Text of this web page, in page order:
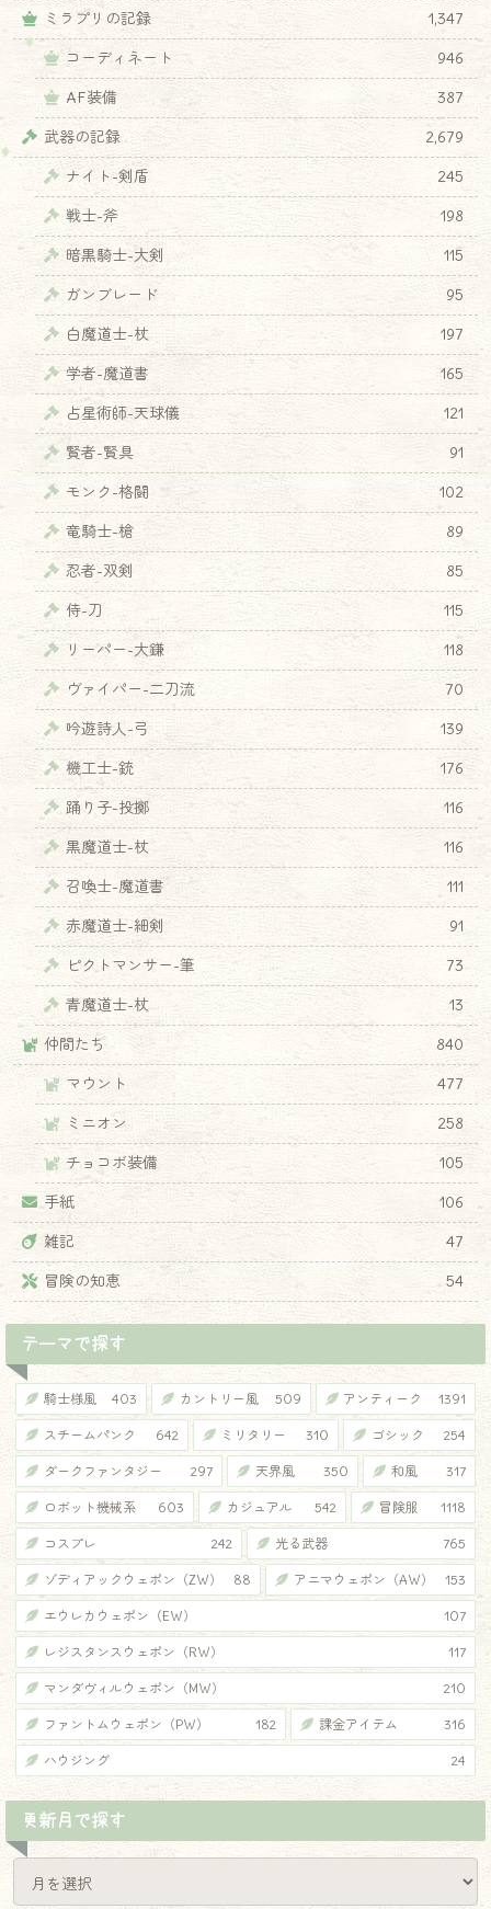
ミラプリの記録
1,347
コーディネート
946
AF装備
387
武器の記録
2,679
ナイト-剣盾
245
戦士-斧
198
暗黒騎士-大剣
115
ガンブレード
95
白魔道士-杖
197
学者-魔道書
165
占星術師-天球儀
121
賢者-賢具
91
モンク-格闘
102
竜騎士-槍
89
忍者-双剣
85
侍-刀
115
リーパー-大鎌
118
ヴァイパー-二刀流
70
吟遊詩人-弓
139
機工士-銃
176
踊り子-投擲
116
黒魔道士-杖
116
召喚士-魔道書
111
赤魔道士-細剣
91
ピクトマンサー-筆
73
青魔道士-杖
13
仲間たち
840
マウント
477
ミニオン
258
チョコボ装備
105
手紙
106
雑記
47
冒険の知恵
54
テーマで探す
騎士様風 403 カントリー風 509 アンティーク 1391
スチームパンク 642 ミリタリー 310 ゴシック 254
ダークファンタジー 297 天界風 350 和風 317
ロボット機械系 603 カジュアル 542 冒険服 1118
コスプレ 242 光る武器 765
ゾディアックウェポン（ZW） 88 アニマウェポン（AW） 153
エウレカウェポン（EW） 107
レジスタンスウェポン（RW） 117
マンダヴィルウェポン（MW） 210
ファントムウェポン（PW） 182 課金アイテム 316
ハウジング 24
更新月で探す